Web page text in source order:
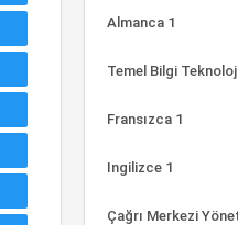
Almanca 1
Temel Bilgi
Fransızca 1
Ingilizce 1
Çağrı Merkezi